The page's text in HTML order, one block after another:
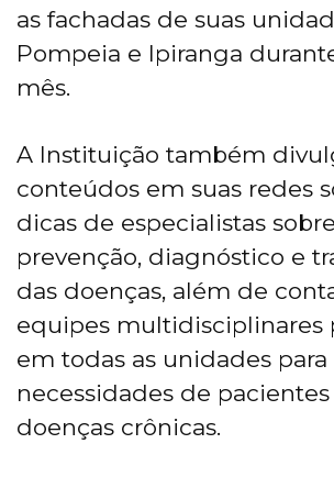
as fachadas de suas
Pompeia e Ipiranga
mês.
A Instituição também
conteúdos em suas redes
dicas de especialistas
prevenção, diagnóstico e
das doenças, além de
equipes multidisciplinares
em todas as unidades
necessidades de
doenças crônicas.